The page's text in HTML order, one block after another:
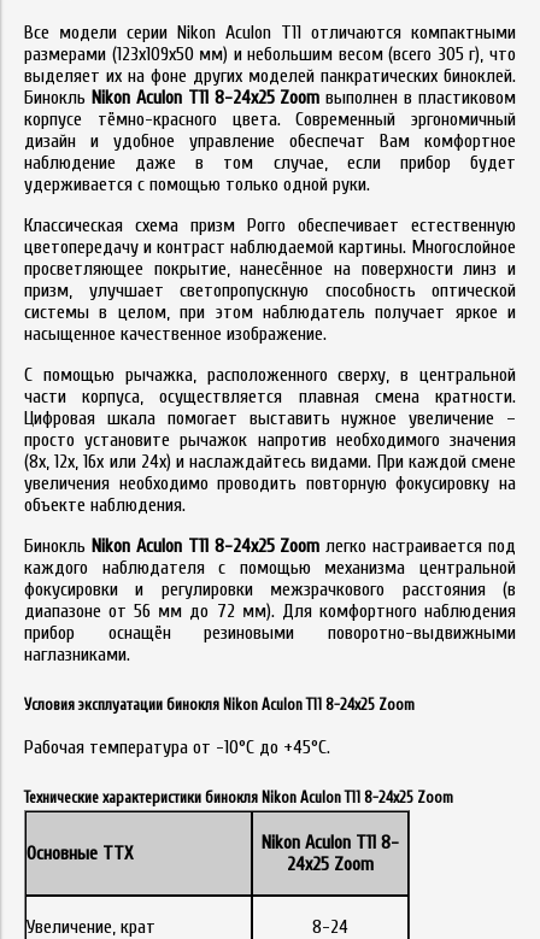
Все модели серии Nikon Aculon T11 отличаются компактными
размерами (123х109х50 мм) и небольшим весом (всего 305 г), что
выделяет их на фоне других моделей панкратических биноклей.
Бинокль Nikon Aculon T11 8-24x25 Zoom выполнен в пластиковом
корпусе тёмно-красного цвета. Современный эргономичный
дизайн и удобное управление обеспечат Вам комфортное
наблюдение даже в том случае, если прибор будет
удерживается с помощью только одной руки.
Классическая схема призм Porro обеспечивает естественную
цветопередачу и контраст наблюдаемой картины. Многослойное
просветляющее покрытие, нанесённое на поверхности линз и
призм, улучшает светопропускную способность оптической
системы в целом, при этом наблюдатель получает яркое и
насыщенное качественное изображение.
С помощью рычажка, расположенного сверху, в центральной
части корпуса, осуществляется плавная смена кратности.
Цифровая шкала помогает выставить нужное увеличение –
просто установите рычажок напротив необходимого значения
(8х, 12х, 16х или 24х) и наслаждайтесь видами. При каждой смене
увеличения необходимо проводить повторную фокусировку на
объекте наблюдения.
Бинокль Nikon Aculon T11 8-24x25 Zoom легко настраивается под
каждого наблюдателя с помощью механизма центральной
фокусировки и регулировки межзрачкового расстояния (в
диапазоне от 56 мм до 72 мм). Для комфортного наблюдения
прибор оснащён резиновыми поворотно-выдвижными
наглазниками.
Условия эксплуатации бинокля Nikon Aculon T11 8-24x25 Zoom
Рабочая температура от -10°С до +45°С.
Технические характеристики бинокля Nikon Aculon T11 8-24x25 Zoom
Основные ТТХ
Nikon Aculon T11 8-
24x25 Zoom
Увеличение, крат 8-24